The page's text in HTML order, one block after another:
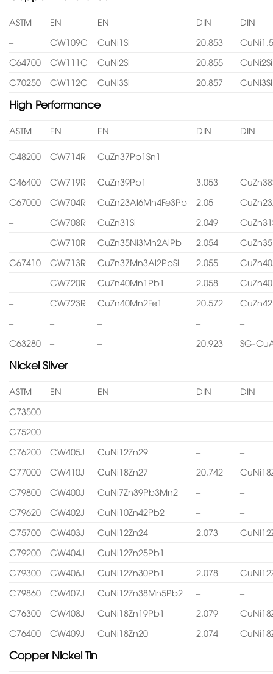
ASTM EN EN DIN
DIN
–
CW109C CuNi1Si 20.853
C64700
CW111C CuNi2Si 20.855
CuNi2Si
C70250
CW112C CuNi3Si 20.857 CuNi3Si
High Performance
ASTM EN EN DIN DIN
C48200 CW714R CuZn37Pb1Sn1 – –
C46400 CW719R CuZn39Pb1 3.053
C67000
CW704R CuZn23Al6Mn4Fe3Pb 2.05
–
CW708R CuZn31Si 2.049
–
CW710R CuZn35Ni3Mn2AlPb 2.054
C67410
CW713R CuZn37Mn3Al2PbSi 2.055
–
CW720R CuZn40Mn1Pb1 2.058
–
CW723R CuZn40Mn2Fe1 20.572
–
– – –
–
C63280
– – 20.923 SG-
Nickel Silver
ASTM EN EN DIN
DIN
C73500
– – –
–
C75200
– – –
–
C76200
CW405J CuNi12Zn29 –
–
C77000
CW410J CuNi18Zn27 20.742
C79800
CW400J CuNi7Zn39Pb3Mn2 –
–
C79620
CW402J CuNi10Zn42Pb2 –
–
C75700
CW403J CuNi12Zn24 2.073
C79200
CW404J CuNi12Zn25Pb1 –
–
C79300
CW406J CuNi12Zn30Pb1 2.078
C79860
CW407J CuNi12Zn38Mn5Pb2 –
–
C76300
CW408J CuNi18Zn19Pb1 2.079
C76400
CW409J CuNi18Zn20 2.074
Copper Nickel Tin